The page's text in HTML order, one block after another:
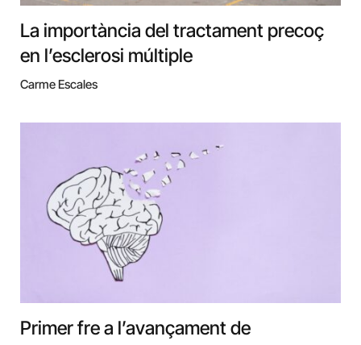
La importància del tractament precoç
en l’esclerosi múltiple
Carme Escales
Primer fre a l’avançament de